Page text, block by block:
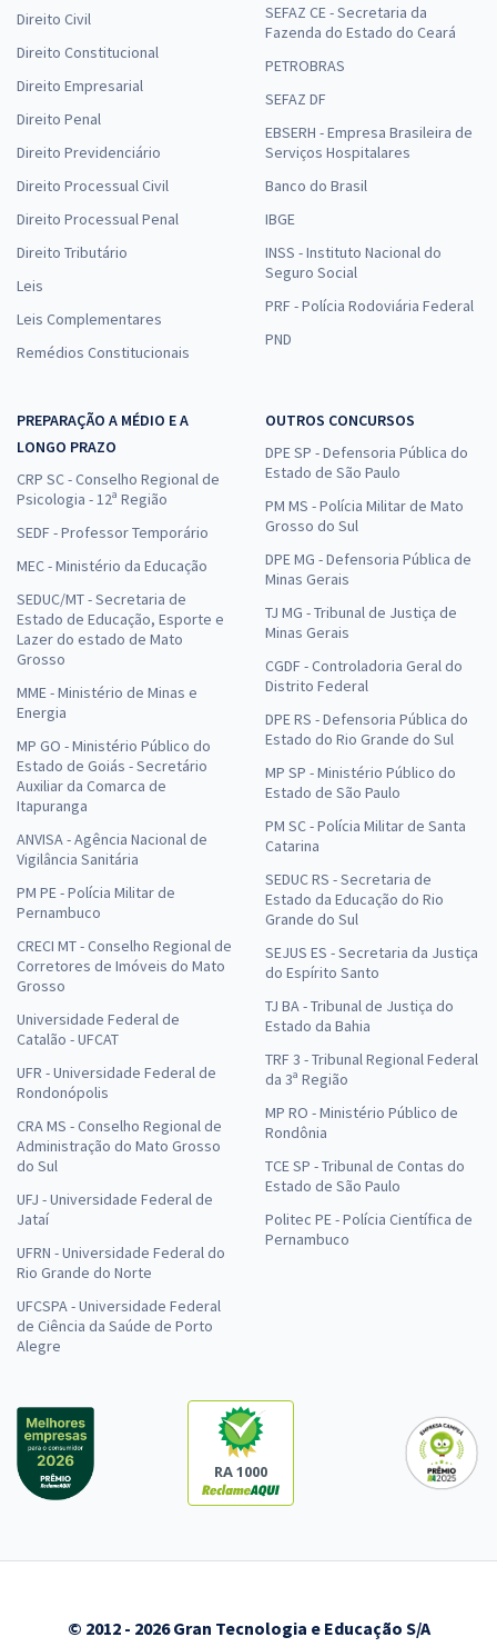
Direito Civil
Direito Constitucional
Direito Empresarial
Direito Penal
Direito Previdenciário
Direito Processual Civil
Direito Processual Penal
Direito Tributário
Leis
Leis Complementares
Remédios Constitucionais
SEFAZ CE - Secretaria da
Fazenda do Estado do Ceará
PETROBRAS
SEFAZ DF
EBSERH - Empresa Brasileira de
Serviços Hospitalares
Banco do Brasil
IBGE
INSS - Instituto Nacional do
Seguro Social
PRF - Polícia Rodoviária Federal
PND
PREPARAÇÃO A MÉDIO E A
LONGO PRAZO
CRP SC - Conselho Regional de
Psicologia - 12ª Região
SEDF - Professor Temporário
MEC - Ministério da Educação
SEDUC/MT - Secretaria de
Estado de Educação, Esporte e
Lazer do estado de Mato
Grosso
MME - Ministério de Minas e
Energia
MP GO - Ministério Público do
Estado de Goiás - Secretário
Auxiliar da Comarca de
Itapuranga
ANVISA - Agência Nacional de
Vigilância Sanitária
PM PE - Polícia Militar de
Pernambuco
CRECI MT - Conselho Regional de
Corretores de Imóveis do Mato
Grosso
Universidade Federal de
Catalão - UFCAT
UFR - Universidade Federal de
Rondonópolis
CRA MS - Conselho Regional de
Administração do Mato Grosso
do Sul
UFJ - Universidade Federal de
Jataí
UFRN - Universidade Federal do
Rio Grande do Norte
UFCSPA - Universidade Federal
de Ciência da Saúde de Porto
Alegre
OUTROS CONCURSOS
DPE SP - Defensoria Pública do
Estado de São Paulo
PM MS - Polícia Militar de Mato
Grosso do Sul
DPE MG - Defensoria Pública de
Minas Gerais
TJ MG - Tribunal de Justiça de
Minas Gerais
CGDF - Controladoria Geral do
Distrito Federal
DPE RS - Defensoria Pública do
Estado do Rio Grande do Sul
MP SP - Ministério Público do
Estado de São Paulo
PM SC - Polícia Militar de Santa
Catarina
SEDUC RS - Secretaria de
Estado da Educação do Rio
Grande do Sul
SEJUS ES - Secretaria da Justiça
do Espírito Santo
TJ BA - Tribunal de Justiça do
Estado da Bahia
TRF 3 - Tribunal Regional Federal
da 3ª Região
MP RO - Ministério Público de
Rondônia
TCE SP - Tribunal de Contas do
Estado de São Paulo
Politec PE - Polícia Científica de
Pernambuco
RA 1000
© 2012 - 2026 Gran Tecnologia e Educação S/A